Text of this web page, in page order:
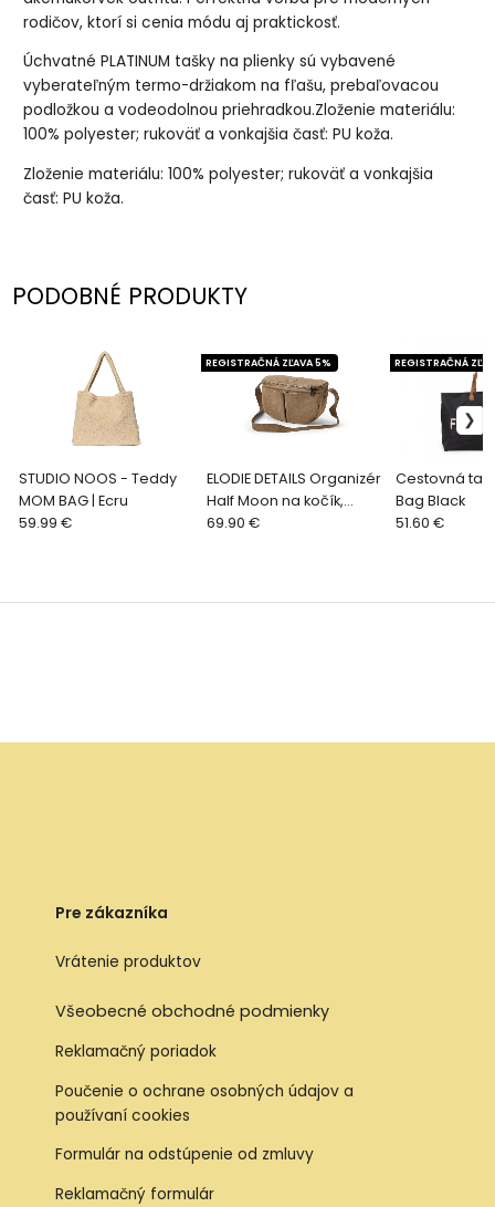
rodičov, ktorí si cenia módu aj praktickosť.
Úchvatné PLATINUM tašky na plienky sú vybavené
vyberateľným termo-držiakom na fľašu, prebaľovacou
podložkou a vodeodolnou priehradkou.Zloženie materiálu:
100% polyester; rukoväť a vonkajšia časť: PU koža.
Zloženie materiálu: 100% polyester; rukoväť a vonkajšia
časť: PU koža.
PODOBNÉ PRODUKTY
STUDIO NOOS - Teddy
MOM BAG | Ecru
59.99 €
ELODIE DETAILS Organizér
Half Moon na kočík,
Caramel Brown
REGISTRAČNÁ ZĽAVA 5%
69.90 €
Cestovná
Bag Black
REGISTRAČNÁ
51.60 €
Pre zákazníka
Vrátenie produktov
Všeobecné obchodné podmienky
Reklamačný poriadok
Poučenie o ochrane osobných údajov a
používaní cookies
Formulár na odstúpenie od zmluvy
Reklamačný formulár